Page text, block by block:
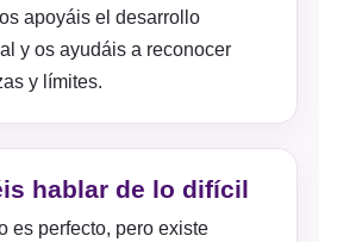
apoyáis el desarrollo
y os ayudáis a reconocer
y límites.
hablar de lo difícil
es perfecto, pero existe